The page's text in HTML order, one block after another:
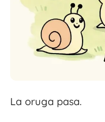
La oruga pasa.